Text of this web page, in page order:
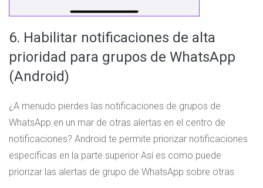
6. Habilitar notificaciones de alta
prioridad para grupos de WhatsApp
(Android)
¿A menudo pierdes las notificaciones de grupos de
WhatsApp en un mar de otras alertas en el centro de
notificaciones? Android te permite priorizar notificaciones
específicas en la parte superior Así es como puede
priorizar las alertas de grupo de WhatsApp sobre otras.